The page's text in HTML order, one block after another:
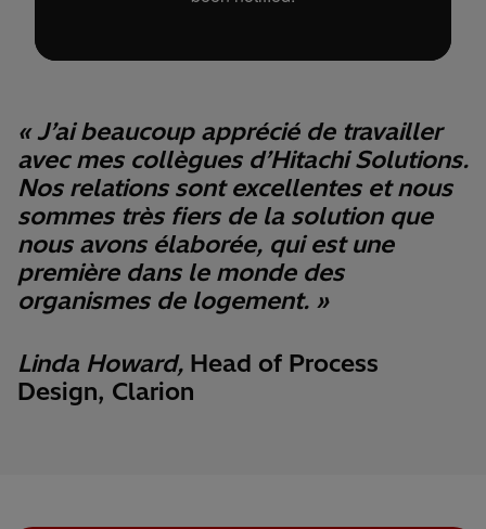
« J’ai beaucoup apprécié de travailler
avec mes collègues d’Hitachi Solutions.
Nos relations sont excellentes et nous
sommes très fiers de la solution que
nous avons élaborée, qui est une
première dans le monde des
organismes de logement. »
Linda Howard, Head of Process
Design, Clarion